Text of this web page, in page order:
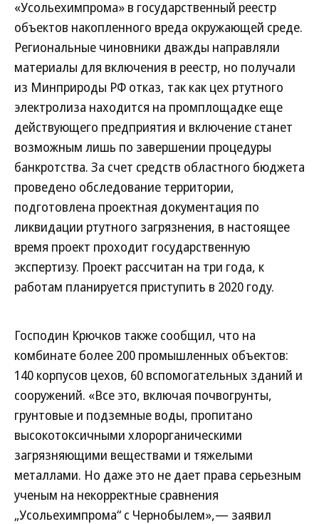
«Усольехимпрома» в государственный реестр
объектов накопленного вреда окружающей среде.
Региональные чиновники дважды направляли
материалы для включения в реестр, но получали
из Минприроды РФ отказ, так как цех ртутного
электролиза находится на промплощадке еще
действующего предприятия и включение станет
возможным лишь по завершении процедуры
банкротства. За счет средств областного бюджета
проведено обследование территории,
подготовлена проектная документация по
ликвидации ртутного загрязнения, в настоящее
время проект проходит государственную
экспертизу. Проект рассчитан на три года, к
работам планируется приступить в 2020 году.
Господин Крючков также сообщил, что на
комбинате более 200 промышленных объектов:
140 корпусов цехов, 60 вспомогательных зданий и
сооружений. «Все это, включая почвогрунты,
грунтовые и подземные воды, пропитано
высокотоксичными хлорорганическими
загрязняющими веществами и тяжелыми
металлами. Но даже это не дает права серьезным
ученым на некорректные сравнения
„Усольехимпрома“ с Чернобылем»,— заявил